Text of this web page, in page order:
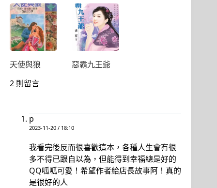
天使與狼
惡霸九王爺
2 則留言
p
2023-11-20 / 18:10
我看完後反而很喜歡這本，各種人生會有很
多不得已跟自以為，但能得到幸福總是好的
QQ呱呱可愛！希望作者給店長故事阿！真的
是很好的人